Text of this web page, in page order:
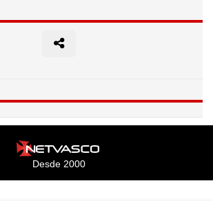
Desde 2000